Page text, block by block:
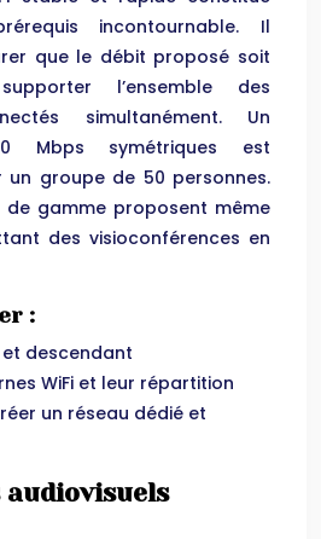
incontournable. Il
que le débit proposé soit
l’ensemble des
simultanément. Un
Mbps symétriques est
un groupe de 50 personnes.
de gamme proposent même
des visioconférences en
:
descendant
WiFi et leur répartition
un réseau dédié et
audiovisuels